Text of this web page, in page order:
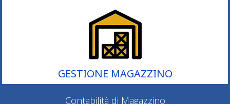
GESTIONE MAGAZZINO
Contabilità di Magazzino